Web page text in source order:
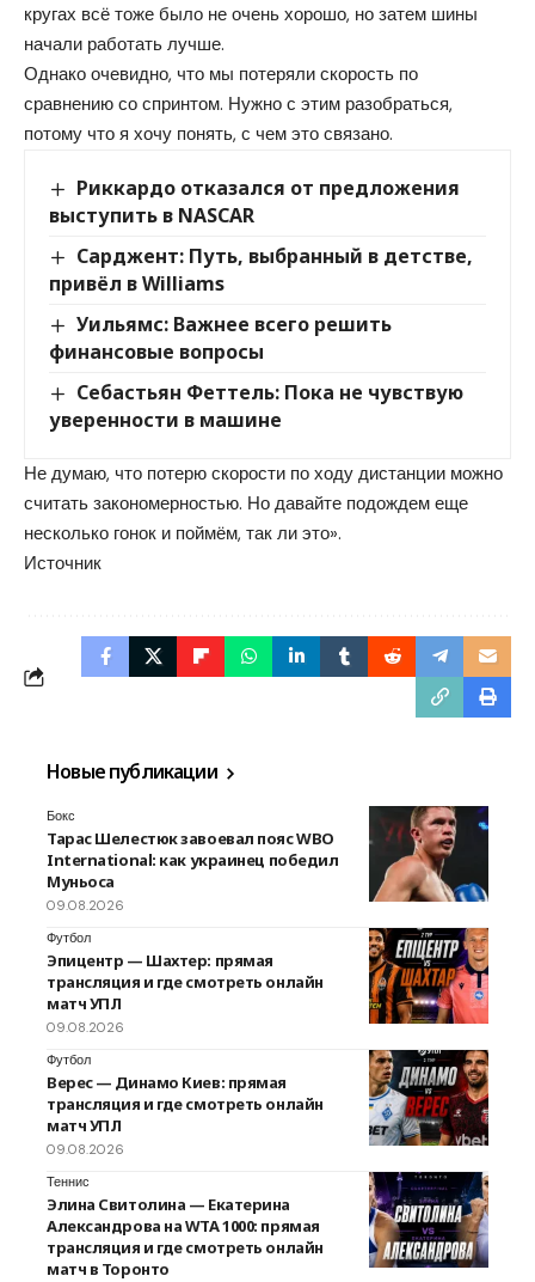
кругах всё тоже было не очень хорошо, но затем шины
начали работать лучше.
Однако очевидно, что мы потеряли скорость по
сравнению со спринтом. Нужно с этим разобраться,
потому что я хочу понять, с чем это связано.
Риккардо отказался от предложения
выступить в NASCAR
Сарджент: Путь, выбранный в детстве,
привёл в Williams
Уильямс: Важнее всего решить
финансовые вопросы
Себастьян Феттель: Пока не чувствую
уверенности в машине
Не думаю, что потерю скорости по ходу дистанции можно
считать закономерностью. Но давайте подождем еще
несколько гонок и поймём, так ли это».
Источник
Новые публикации
Бокс
Тарас Шелестюк завоевал пояс WBO
International: как украинец победил
Муньоса
09.08.2026
Футбол
Эпицентр — Шахтер: прямая
трансляция и где смотреть онлайн
матч УПЛ
09.08.2026
Футбол
Верес — Динамо Киев: прямая
трансляция и где смотреть онлайн
матч УПЛ
09.08.2026
Теннис
Элина Свитолина — Екатерина
Александрова на WTA 1000: прямая
трансляция и где смотреть онлайн
матч в Торонто